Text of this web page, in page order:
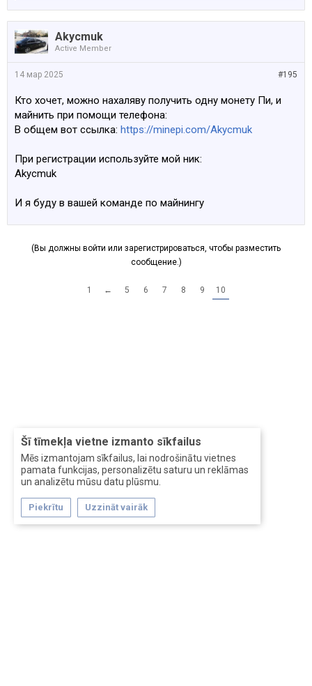
Šī tīmekļa vietne izmanto sīkfailus
Mēs izmantojam sīkfailus, lai nodrošinātu vietnes
pamata funkcijas, personalizētu saturu un reklāmas
un analizētu mūsu datu plūsmu.
Piekrītu Uzzināt vairāk
Akycmuk
Active Member
#195
14 мар 2025
Кто хочет, можно нахаляву получить одну монету Пи, и
майнить при помощи телефона:
В общем вот ссылка: https://minepi.com/Akycmuk
При регистрации используйте мой ник:
Akycmuk
И я буду в вашей команде по майнингу
(Вы должны войти или зарегистрироваться, чтобы разместить
сообщение.)
1 ← 5 6 7 8 9 10